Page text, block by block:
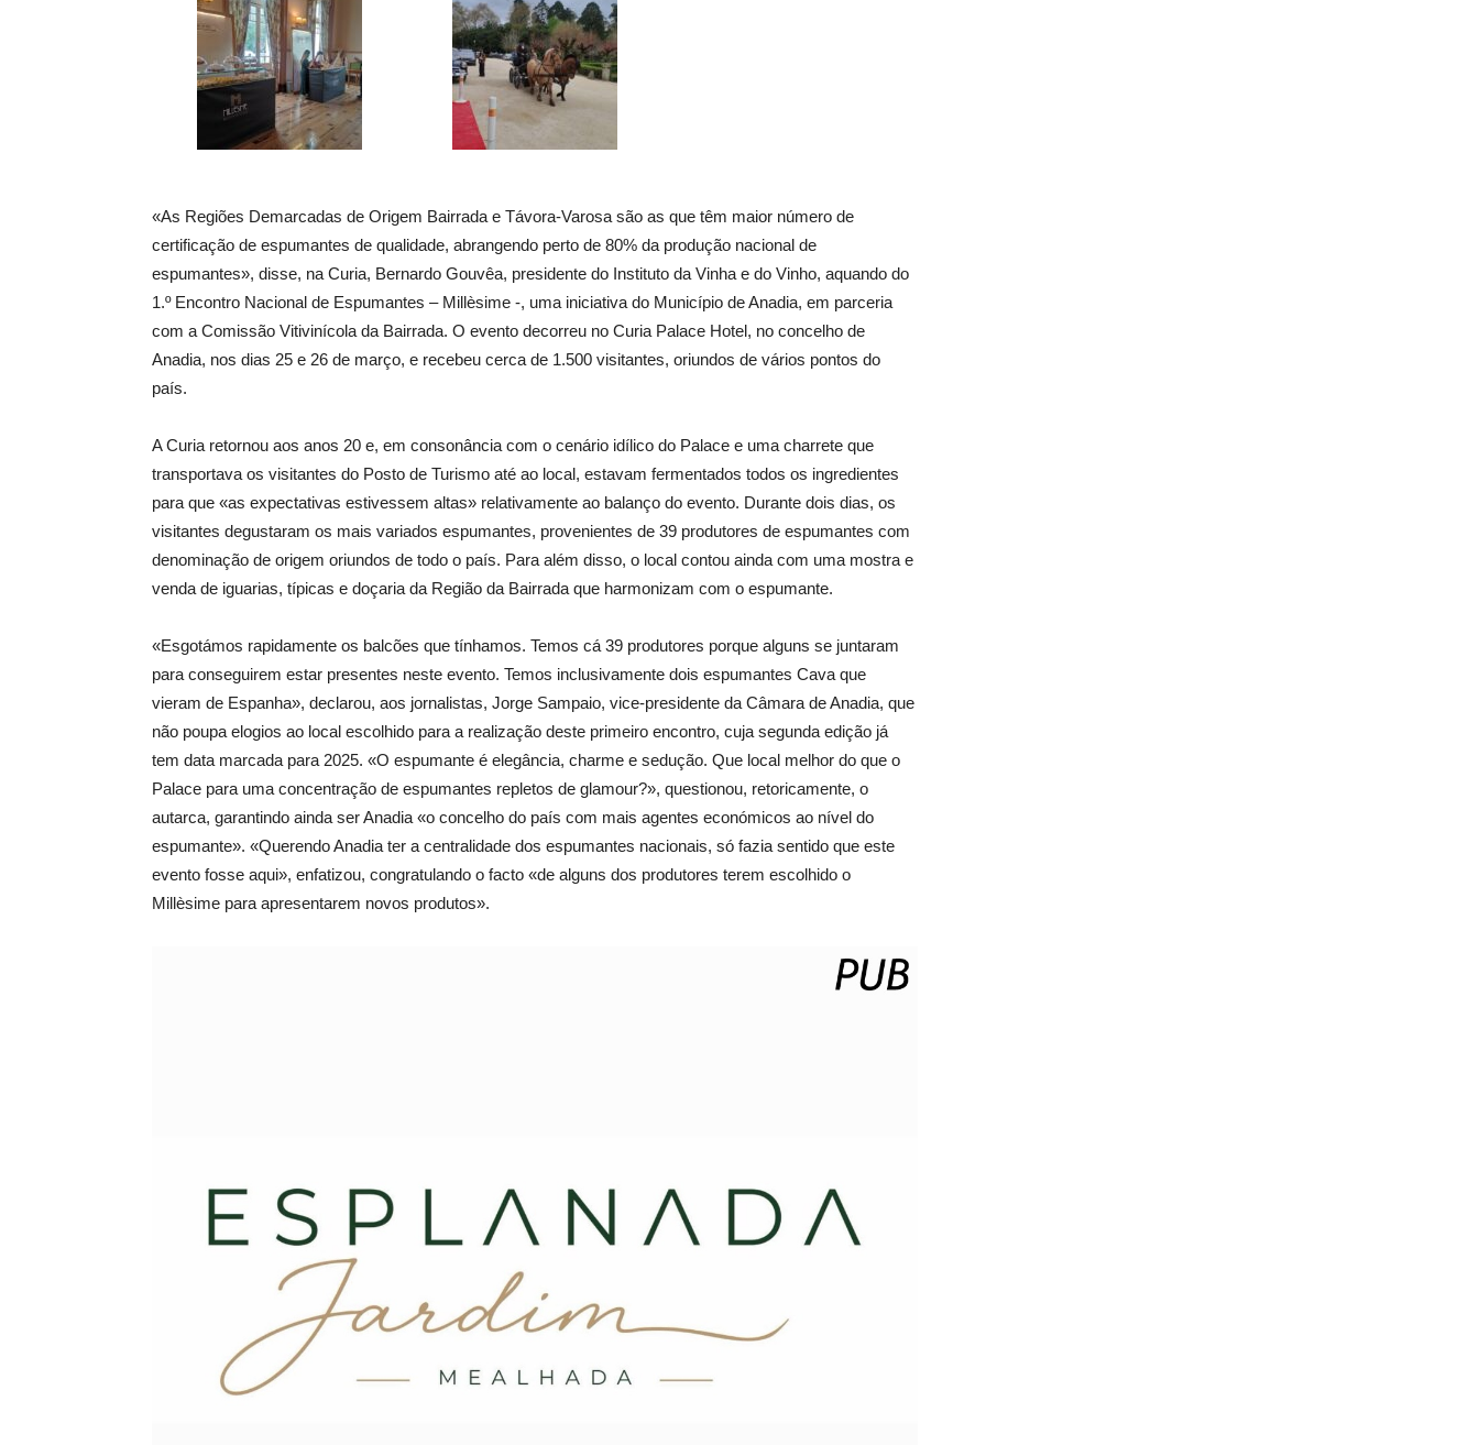
«As Regiões Demarcadas de Origem Bairrada e Távora-Varosa são as que têm maior número de
certificação de espumantes de qualidade, abrangendo perto de 80% da produção nacional de
espumantes», disse, na Curia, Bernardo Gouvêa, presidente do Instituto da Vinha e do Vinho, aquando do
1.º Encontro Nacional de Espumantes – Millèsime -, uma iniciativa do Município de Anadia, em parceria
com a Comissão Vitivinícola da Bairrada. O evento decorreu no Curia Palace Hotel, no concelho de
Anadia, nos dias 25 e 26 de março, e recebeu cerca de 1.500 visitantes, oriundos de vários pontos do
país.
A Curia retornou aos anos 20 e, em consonância com o cenário idílico do Palace e uma charrete que
transportava os visitantes do Posto de Turismo até ao local, estavam fermentados todos os ingredientes
para que «as expectativas estivessem altas» relativamente ao balanço do evento. Durante dois dias, os
visitantes degustaram os mais variados espumantes, provenientes de 39 produtores de espumantes com
denominação de origem oriundos de todo o país. Para além disso, o local contou ainda com uma mostra e
venda de iguarias, típicas e doçaria da Região da Bairrada que harmonizam com o espumante.
«Esgotámos rapidamente os balcões que tínhamos. Temos cá 39 produtores porque alguns se juntaram
para conseguirem estar presentes neste evento. Temos inclusivamente dois espumantes Cava que
vieram de Espanha», declarou, aos jornalistas, Jorge Sampaio, vice-presidente da Câmara de Anadia, que
não poupa elogios ao local escolhido para a realização deste primeiro encontro, cuja segunda edição já
tem data marcada para 2025. «O espumante é elegância, charme e sedução. Que local melhor do que o
Palace para uma concentração de espumantes repletos de glamour?», questionou, retoricamente, o
autarca, garantindo ainda ser Anadia «o concelho do país com mais agentes económicos ao nível do
espumante». «Querendo Anadia ter a centralidade dos espumantes nacionais, só fazia sentido que este
evento fosse aqui», enfatizou, congratulando o facto «de alguns dos produtores terem escolhido o
Millèsime para apresentarem novos produtos».